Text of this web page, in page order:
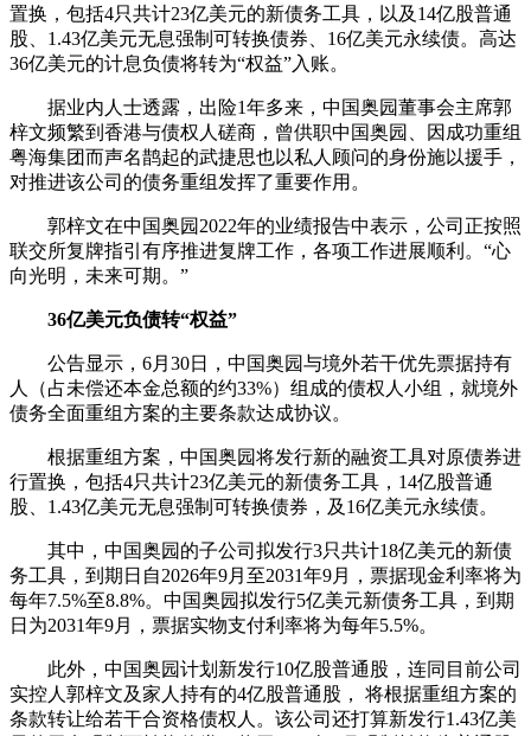
置换，包括4只共计23亿美元的新债务工具，以及14亿股普通
股、1.43亿美元无息强制可转换债券、16亿美元永续债。高达
36亿美元的计息负债将转为“权益”入账。
据业内人士透露，出险1年多来，中国奥园董事会主席郭
梓文频繁到香港与债权人磋商，曾供职中国奥园、因成功重组
粤海集团而声名鹊起的武捷思也以私人顾问的身份施以援手，
对推进该公司的债务重组发挥了重要作用。
郭梓文在中国奥园2022年的业绩报告中表示，公司正按照
联交所复牌指引有序推进复牌工作，各项工作进展顺利。“心
向光明，未来可期。”
36亿美元负债转“权益”
公告显示，6月30日，中国奥园与境外若干优先票据持有
人（占未偿还本金总额的约33%）组成的债权人小组，就境外
债务全面重组方案的主要条款达成协议。
根据重组方案，中国奥园将发行新的融资工具对原债券进
行置换，包括4只共计23亿美元的新债务工具，14亿股普通
股、1.43亿美元无息强制可转换债券，及16亿美元永续债。
其中，中国奥园的子公司拟发行3只共计18亿美元的新债
务工具，到期日自2026年9月至2031年9月，票据现金利率将为
每年7.5%至8.8%。中国奥园拟发行5亿美元新债务工具，到期
日为2031年9月，票据实物支付利率将为每年5.5%。
此外，中国奥园计划新发行10亿股普通股，连同目前公司
实控人郭梓文及家人持有的4亿股普通股， 将根据重组方案的
条款转让给若干合资格债权人。该公司还打算新发行1.43亿美